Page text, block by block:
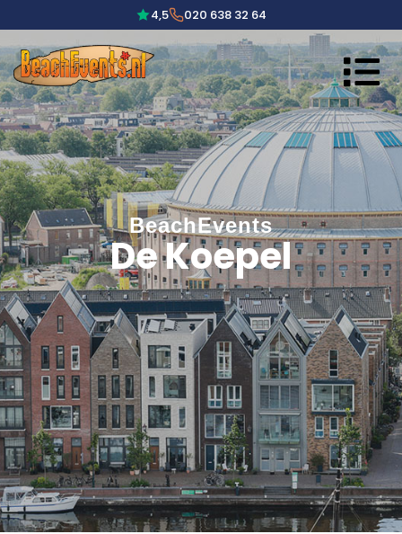
4,5 020 638 32 64
BeachEvents
De Koepel